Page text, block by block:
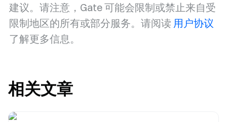
建议。请注意，Gate 可能会限制或禁止来自受
限制地区的所有或部分服务。请阅读 用户协议
了解更多信息。
相关文章